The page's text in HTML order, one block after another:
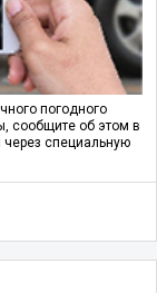
погодного
сообщите об этом в
через специальную